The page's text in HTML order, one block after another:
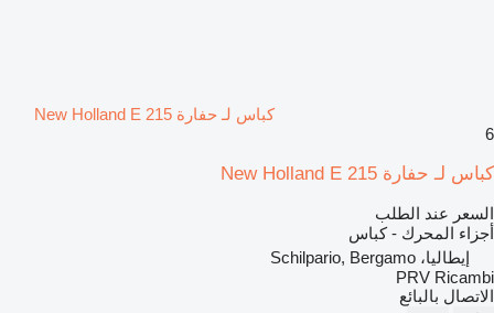
كباس لـ حفارة New Holland E 215
6
كباس لـ حفارة New Holland E 215
السعر عند الطلب
أجزاء المحرك - كباس
إيطاليا، Schilpario, Bergamo
PRV Ricambi
الاتصال بالبائع